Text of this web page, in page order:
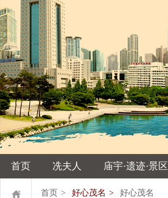
首页 冼夫人 庙宇·遗迹·景区
首页 > 好心茂名 > 好心茂名